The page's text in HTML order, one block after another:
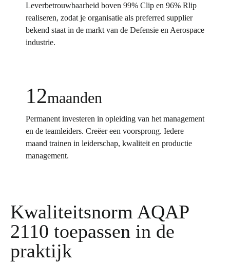
Leverbetrouwbaarheid boven 99% Clip en 96% Rlip
realiseren, zodat je organisatie als preferred supplier
bekend staat in de markt van de Defensie en Aerospace
industrie.
12maanden
Permanent investeren in opleiding van het management
en de teamleiders. Creëer een voorsprong. Iedere
maand trainen in leiderschap, kwaliteit en productie
management.
Kwaliteitsnorm AQAP
2110 toepassen in de
praktijk